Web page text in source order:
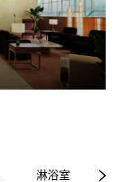
淋浴室